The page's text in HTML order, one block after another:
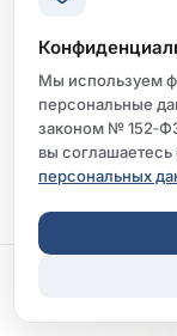
Мы используем
персональные
законом №
вы соглашаетесь
персональных